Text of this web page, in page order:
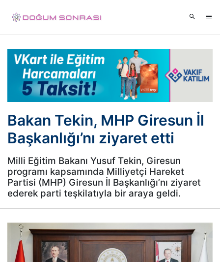
Bakan Tekin, MHP Giresun İl
Başkanlığı’nı ziyaret etti
Milli Eğitim Bakanı Yusuf Tekin, Giresun
programı kapsamında Milliyetçi Hareket
Partisi (MHP) Giresun İl Başkanlığı’nı ziyaret
ederek parti teşkilatıyla bir araya geldi.